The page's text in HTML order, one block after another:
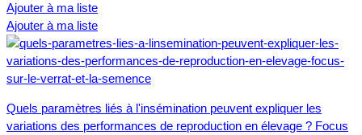
Ajouter à ma liste
Ajouter à ma liste
Quels paramètres liés à l'insémination peuvent expliquer les
variations des performances de reproduction en élevage ? Focus